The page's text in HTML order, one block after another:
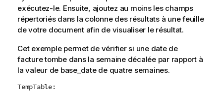
exécutez-le. Ensuite, ajoutez au moins les champs
répertoriés dans la colonne des résultats à une feuille
de votre document afin de visualiser le résultat.
Cet exemple permet de vérifier si une date de
facture tombe dans la semaine décalée par rapport à
la valeur de base_datede quatre semaines.
TempTable: